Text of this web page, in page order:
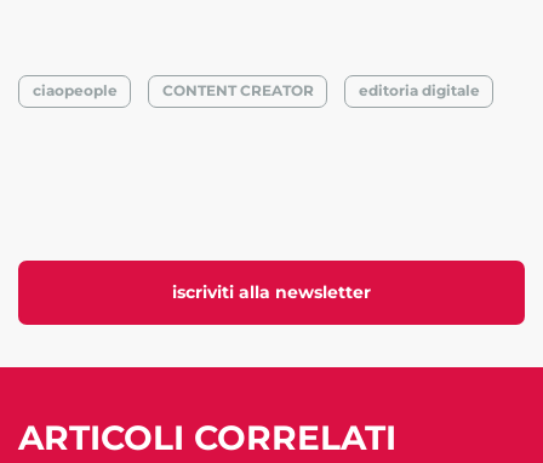
iscriviti alla newsletter
ciaopeople CONTENT CREATOR editoria digitale
ARTICOLI CORRELATI